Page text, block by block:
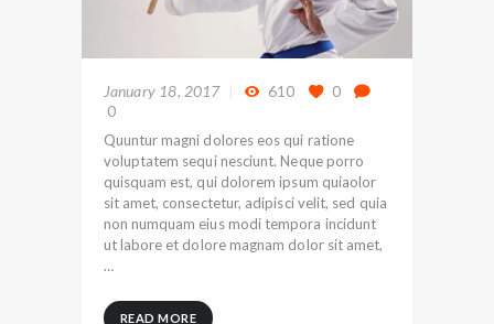
January 18, 2017 610
0
0
Quuntur magni dolores eos qui ratione
voluptatem sequi nesciunt. Neque porro
quisquam est, qui dolorem ipsum quiaolor
sit amet, consectetur, adipisci velit, sed quia
non numquam eius modi tempora incidunt
ut labore et dolore magnam dolor sit amet,
…
READ MORE